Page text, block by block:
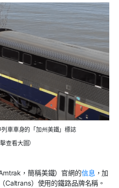
車車身的「加州美鐵」標誌
查看大圖）
，簡稱美鐵）官網的信息 ，加
Caltrans）使用的鐵路品牌名稱。